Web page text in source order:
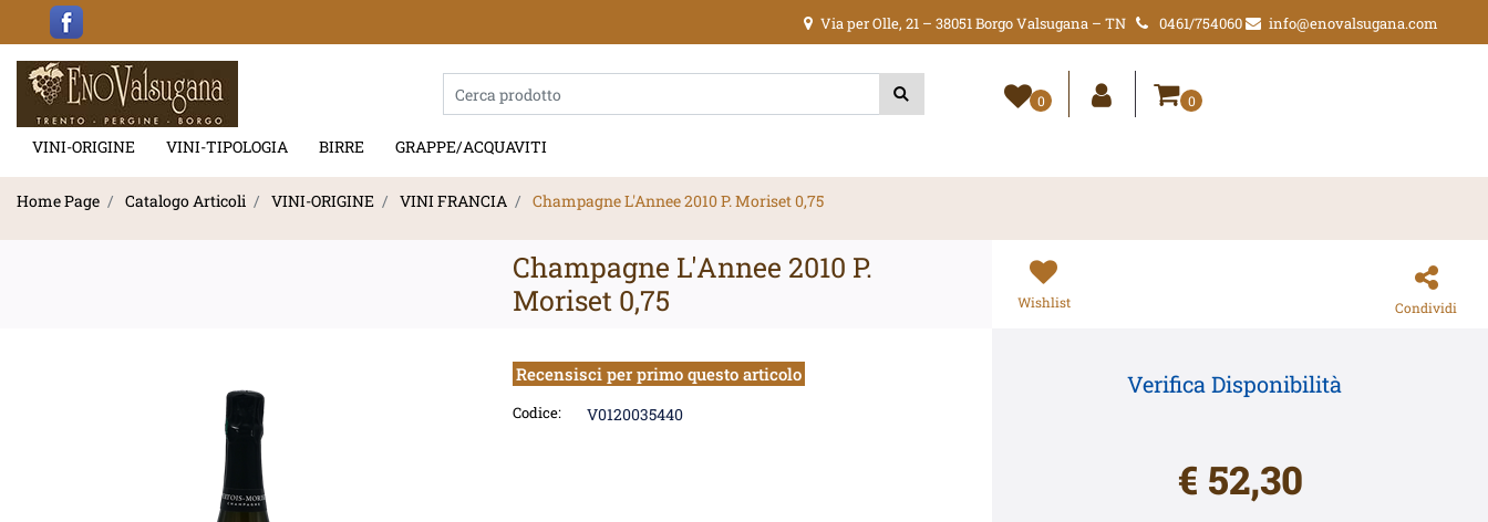
Via per Olle, 21 – 38051 Borgo Valsugana – TN 0461/754060 info@enovalsugana.com
VINI-ORIGINE VINI-TIPOLOGIA BIRRE GRAPPE/ACQUAVITI
La modifica di un filtro aggiorna automaticamente gli altri filtri disponibili.
0 0
Home Page Catalogo Articoli VINI-ORIGINE VINI FRANCIA Champagne L'Annee 2010 P. Moriset 0,75
Champagne L'Annee 2010 P.
Moriset 0,75
Recensisci per primo questo articolo
Codice: V0120035440
Wishlist Condividi
Verifica Disponibilità
€ 52,30